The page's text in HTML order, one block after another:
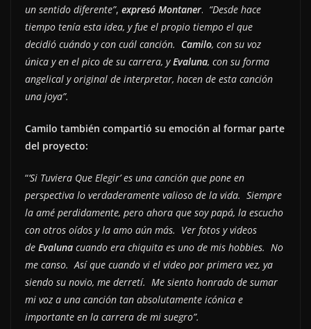
un sentido diferente”, expresó Montaner. “Desde hace
tiempo tenía esta idea, y fue el propio tiempo el que
decidió cuándo y con cuál canción. Camilo, con su voz
única y en el pico de su carrera, yEvaluna, con su forma
angelical y original de interpretar, hacen de esta canción
una joya”.
Camilo también compartió su emoción al formar parte
del proyecto:
“’Si Tuviera Que Elegir’ es una canción que pone en
perspectiva lo verdaderamente valioso de la vida. Siempre
la amé perdidamente, pero ahora que soy papá, la escucho
con otros oídos y la amo aún más. Ver fotos y videos
de Evaluna cuando era chiquita es uno de mis hobbies. No
me canso. Así que cuando vi el video por primera vez, ya
siendo su novio, me derretí. Me siento honrado de sumar
mi voz a una canción tan absolutamente icónica e
importante en la carrera de mi suegro”.